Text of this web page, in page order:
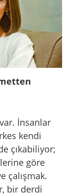
İnsanlar
kendi
çıkabiliyor;
göre
çalışmak.
bir derdi